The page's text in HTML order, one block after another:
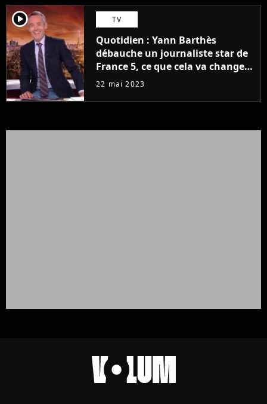
player2 TV
Quotidien : Yann Barthès
débauche un journaliste star de
France 5, ce que cela va changer
à la rentrée
22 mai 2023